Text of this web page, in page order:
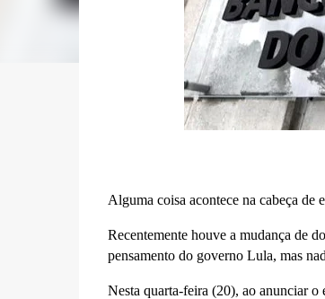
Alguma coisa acontece na cabeça de
Recentemente houve a mudança de
pensamento do governo Lula, mas
Nesta quarta-feira (20), ao anunciar o